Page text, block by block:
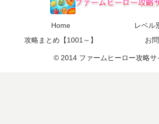
Home
レベル
攻略まとめ【1001～】
お
© 2014 ファームヒーロー攻略サ